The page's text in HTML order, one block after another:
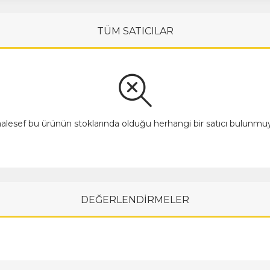
TÜM SATICILAR
bu ürünün stoklarında olduğu herhangi bir satıcı
DEĞERLENDİRMELER